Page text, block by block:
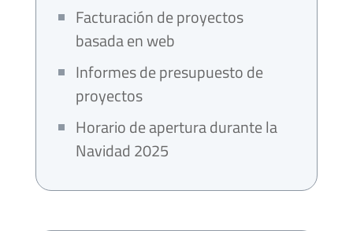
Facturación de proyectos
basada en web
Informes de presupuesto de
proyectos
Horario de apertura durante la
Navidad 2025